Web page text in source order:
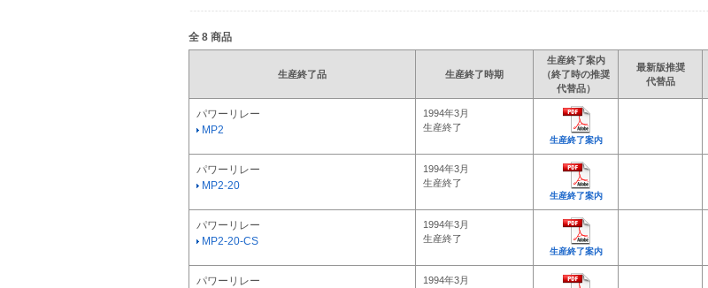
全 8 商品
生産終了品 生産終了時期
生産終了案内
（終了時の推奨
代替品）
最新版推奨
代替品
パワーリレー
MP2
1994年3月
生産終了
生産終了案内
パワーリレー
MP2-20
1994年3月
生産終了
生産終了案内
パワーリレー
MP2-20-CS
1994年3月
生産終了
生産終了案内
パワーリレー
1994年3月